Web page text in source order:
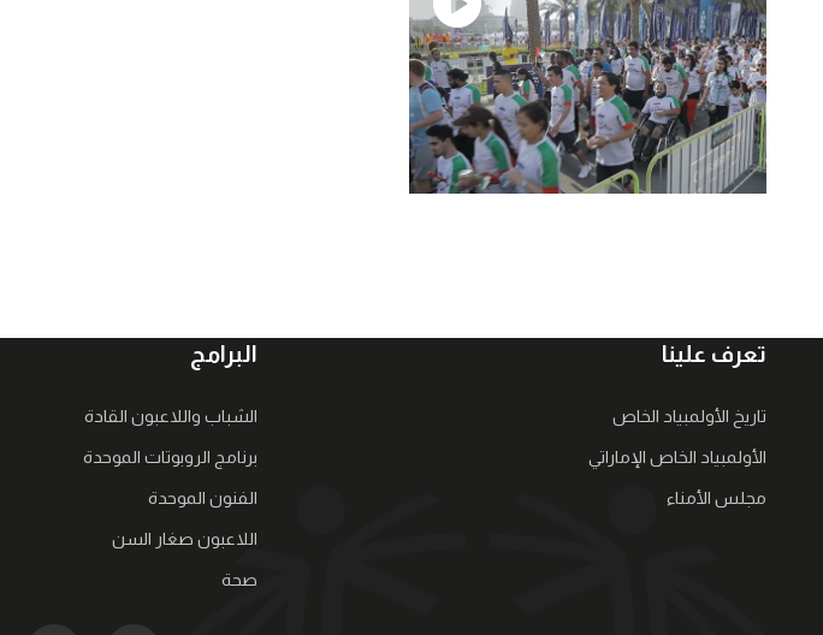
تعرف علينا
تاريخ الأولمبياد الخاص
الأولمبياد الخاص الإماراتي
مجلس الأمناء
البرامج
الشباب واللاعبون القادة
برنامج الروبوتات الموحدة
الفنون الموحدة
اللاعبون صغار السن
صحة